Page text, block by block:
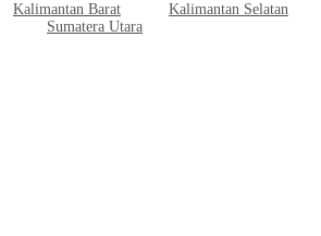
Kalimantan Barat
Kalimantan Selatan
Sumatera Utara